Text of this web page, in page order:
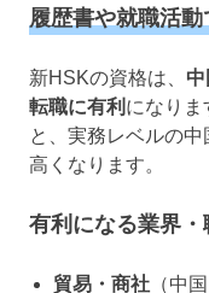
履歴書や就職活
新HSKの資格は、
転職に有利 になりま
と、実務レベルの
高くなります。
有利になる業界・
貿易・商社 （中